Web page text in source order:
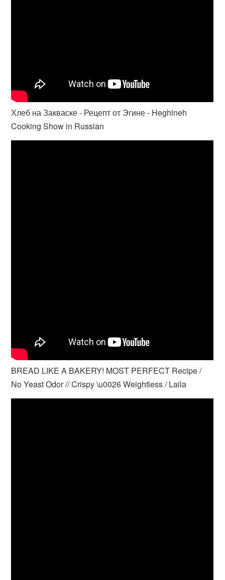
Хлеб на Закваске - Рецепт от Эгине - Heghineh
Cooking Show in Russian
BREAD LIKE A BAKERY! MOST PERFECT Recipe /
No Yeast Odor // Crispy \u0026 Weightless / Laila